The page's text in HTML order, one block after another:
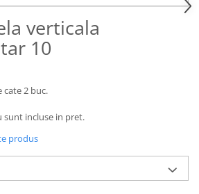
CAM
verticala
10
cate 2 buc.
incluse in pret.
produs